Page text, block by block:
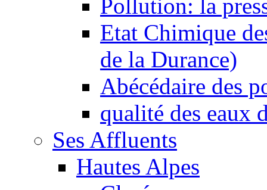
Pollution: la
Etat Chimique
de la Durance)
Abécédaire des
qualité des eaux
Ses Affluents
Hautes Alpes